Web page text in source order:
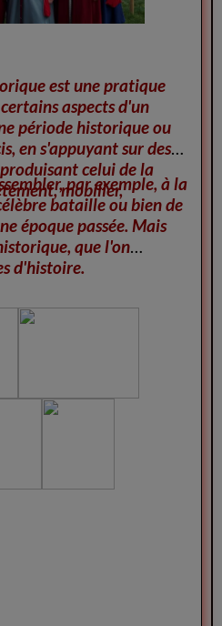
est une pratique
aspects d'un
période historique ou
en s'appuyant sur des
celui de la
mobilier,
par exemple, à la
bataille ou bien de
époque passée. Mais
que l'on
d'histoire.